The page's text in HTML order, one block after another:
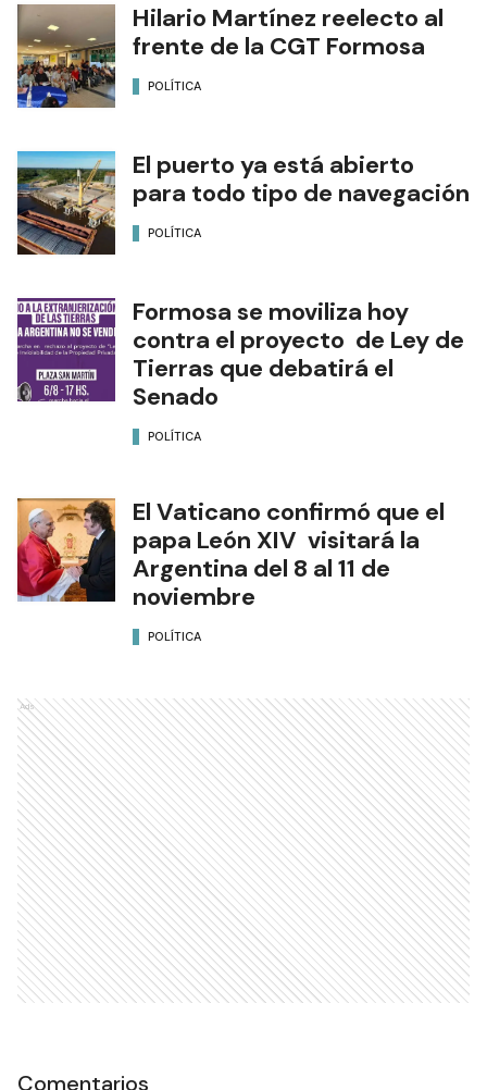
Hilario Martínez reelecto al
frente de la CGT Formosa
POLÍTICA
El puerto ya está abierto
para todo tipo de navegación
POLÍTICA
Formosa se moviliza hoy
contra el proyecto de Ley de
Tierras que debatirá el
Senado
POLÍTICA
El Vaticano confirmó que el
papa León XIV visitará la
Argentina del 8 al 11 de
noviembre
POLÍTICA
Ads
Comentarios